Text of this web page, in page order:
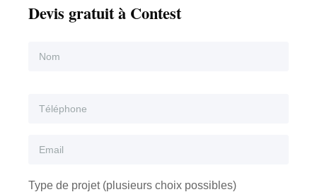
Devis gratuit à Contest
Type de projet (plusieurs choix possibles)